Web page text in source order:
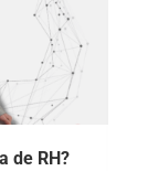
de RH?